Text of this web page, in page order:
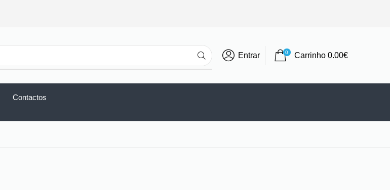
Entrar 0 Carrinho0.00€
Contactos